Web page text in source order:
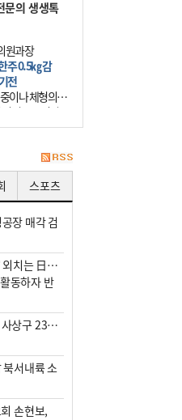
문의 생생톡
원과장
주 0.5㎏ 감
전
이나 체형의 문
질병으로 인지
야 한다. 세계
스포츠
장 매각 검
외치는 日…
동하자 반
상구 2300
북서내륙 소
손현보,